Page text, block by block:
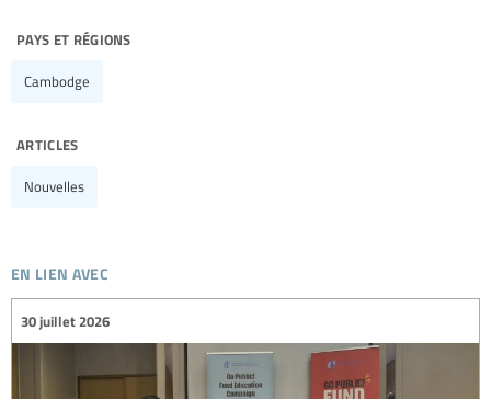
pays et régions
Cambodge
articles
Nouvelles
en lien avec
30 juillet 2026